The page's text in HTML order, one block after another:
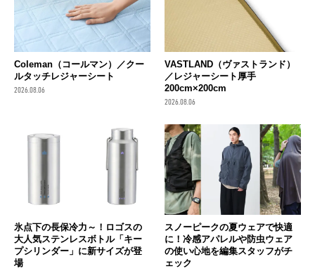
Coleman（コールマン）／クー
ルタッチレジャーシート
2026.08.06
VASTLAND（ヴァストランド）
／レジャーシート厚手
200cm×200cm
2026.08.06
氷点下の長保冷力～！ロゴスの
大人気ステンレスボトル「キー
プシリンダー」に新サイズが登
場
スノーピークの夏ウェアで快適
に！冷感アパレルや防虫ウェア
の使い心地を編集スタッフがチ
ェック